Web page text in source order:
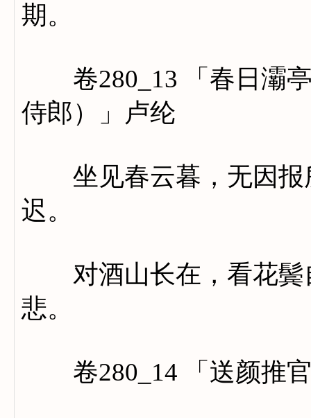
期。
卷280_13 「春日灞亭
侍郎）」卢纶
坐见春云暮，无因报
迟。
对酒山长在，看花鬓
悲。
卷280_14 「送颜推官